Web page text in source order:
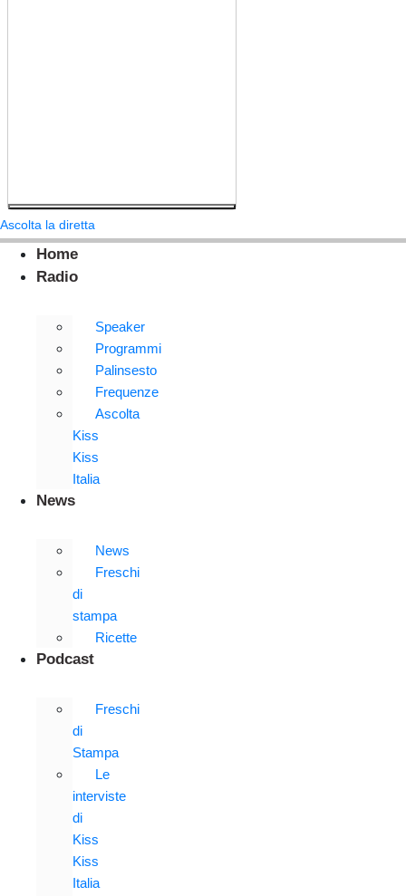
Ascolta la diretta
Home
Radio
Speaker
Programmi
Palinsesto
Frequenze
Ascolta
Kiss
Kiss
Italia
News
News
Freschi
di
stampa
Ricette
Podcast
Freschi
di
Stampa
Le
interviste
di
Kiss
Kiss
Italia